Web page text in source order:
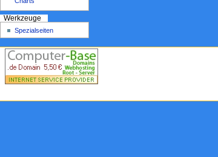
Werkzeuge
Spezialseiten